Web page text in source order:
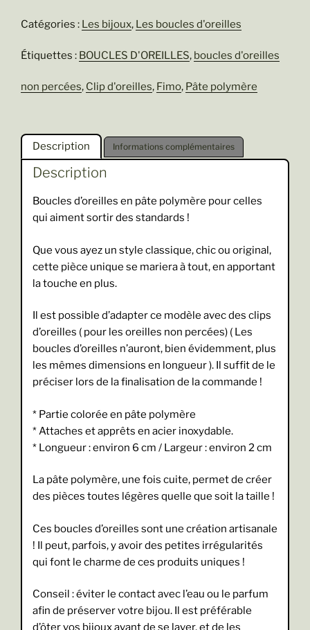
Catégories : Les bijoux, Les boucles d'oreilles
Étiquettes : BOUCLES D'OREILLES, boucles d'oreilles
non percées, Clip d'oreilles, Fimo, Pâte polymère
Description Informations complémentaires
Description
Boucles d’oreilles en pâte polymère pour celles
qui aiment sortir des standards !
Que vous ayez un style classique, chic ou original,
cette pièce unique se mariera à tout, en apportant
la touche en plus.
Il est possible d’adapter ce modèle avec des clips
d’oreilles ( pour les oreilles non percées) ( Les
boucles d’oreilles n’auront, bien évidemment, plus
les mêmes dimensions en longueur ). Il suffit de le
préciser lors de la finalisation de la commande !
* Partie colorée en pâte polymère
* Attaches et apprêts en acier inoxydable.
* Longueur : environ 6 cm / Largeur : environ 2 cm
La pâte polymère, une fois cuite, permet de créer
des pièces toutes légères quelle que soit la taille !
Ces boucles d’oreilles sont une création artisanale
! Il peut, parfois, y avoir des petites irrégularités
qui font le charme de ces produits uniques !
Conseil : éviter le contact avec l’eau ou le parfum
afin de préserver votre bijou. Il est préférable
d’ôter vos bijoux avant de se laver, et de les